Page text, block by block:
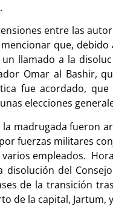
entre las
que,
llamado a la
Omar al Bashir,
fue acordado,
elecciones
madrugada fueron
fuerzas militares
empleados.
del
de la transición
de la capital, Jartum,